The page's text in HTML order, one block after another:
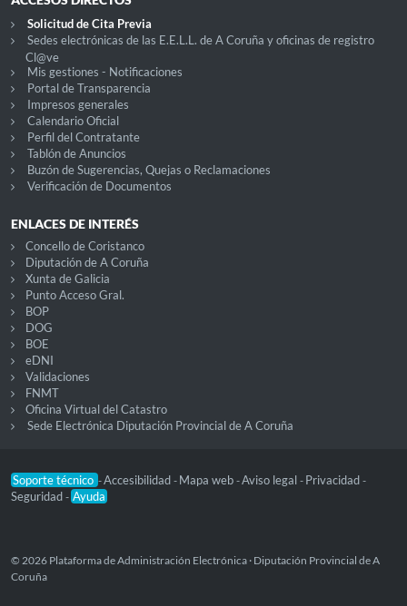
Solicitud de Cita Previa
Sedes electrónicas de las E.E.L.L. de A Coruña y oficinas de registro
Cl@ve
Mis gestiones - Notificaciones
Portal de Transparencia
Impresos generales
Calendario Oficial
Perfil del Contratante
Tablón de Anuncios
Buzón de Sugerencias, Quejas o Reclamaciones
Verificación de Documentos
ENLACES DE INTERÉS
Concello de Coristanco
Diputación de A Coruña
Xunta de Galicia
Punto Acceso Gral.
BOP
DOG
BOE
eDNI
Validaciones
FNMT
Oficina Virtual del Catastro
Sede Electrónica Diputación Provincial de A Coruña
Soporte técnico -Accesibilidad - Mapa web -Aviso legal - Privacidad -
Seguridad - Ayuda
© 2026 Plataforma de Administración Electrónica · Diputación Provincial de A
Coruña